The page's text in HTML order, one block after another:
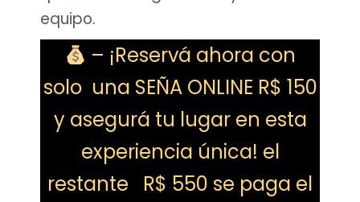
equipo.
– ¡Reservá ahora con
solo una SEÑA ONLINE R$ 150
y asegurá tu lugar en esta
experiencia única! el
restante R$ 550 se paga el